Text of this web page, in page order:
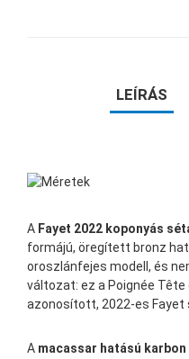
LEÍRÁS
A Fayet 2022 koponyás
formájú, öregített bronz
oroszlánfejes modell, és
változat: ez a Poignée Tête
azonosított, 2022-es Fayet
A macassar hatású karbon